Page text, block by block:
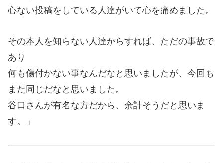
心ない投稿をしている人達がいて心を痛めました。
その本人を知らない人達からすれば、ただの事故で
あり
何も傷付かない事なんだなと思いましたが、今回も
また同じだなと思いました。
谷口さんが有名な方だから、余計そうだと思いま
す。」